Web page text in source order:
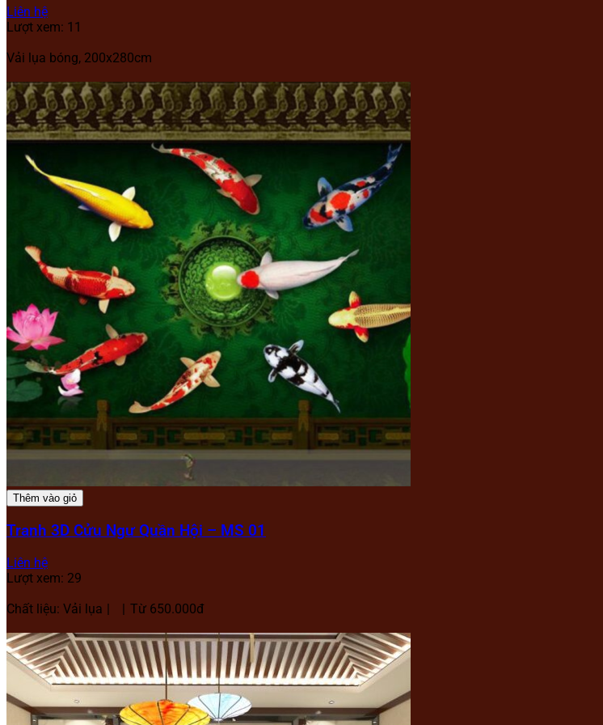
Liên hệ
Lượt xem: 11
Vải lụa bóng, 200x280cm
Thêm vào giỏ
Tranh 3D Cửu Ngư Quần Hội – MS 01
Liên hệ
Lượt xem: 29
Chất liệu: Vải lụa
Từ 650.000đ